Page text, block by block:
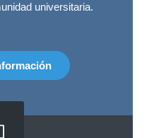
universitaria.